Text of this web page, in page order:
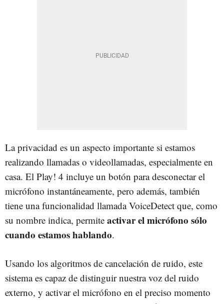
La privacidad es un aspecto importante si estamos
realizando llamadas o videollamadas, especialmente en
casa. El Play! 4 incluye un botón para desconectar el
micrófono instantáneamente, pero además, también
tiene una funcionalidad llamada VoiceDetect que, como
su nombre indica, permite activar el micrófono sólo
cuando estamos hablando.
Usando los algoritmos de cancelación de ruido, este
sistema es capaz de distinguir nuestra voz del ruido
externo, y activar el micrófono en el preciso momento